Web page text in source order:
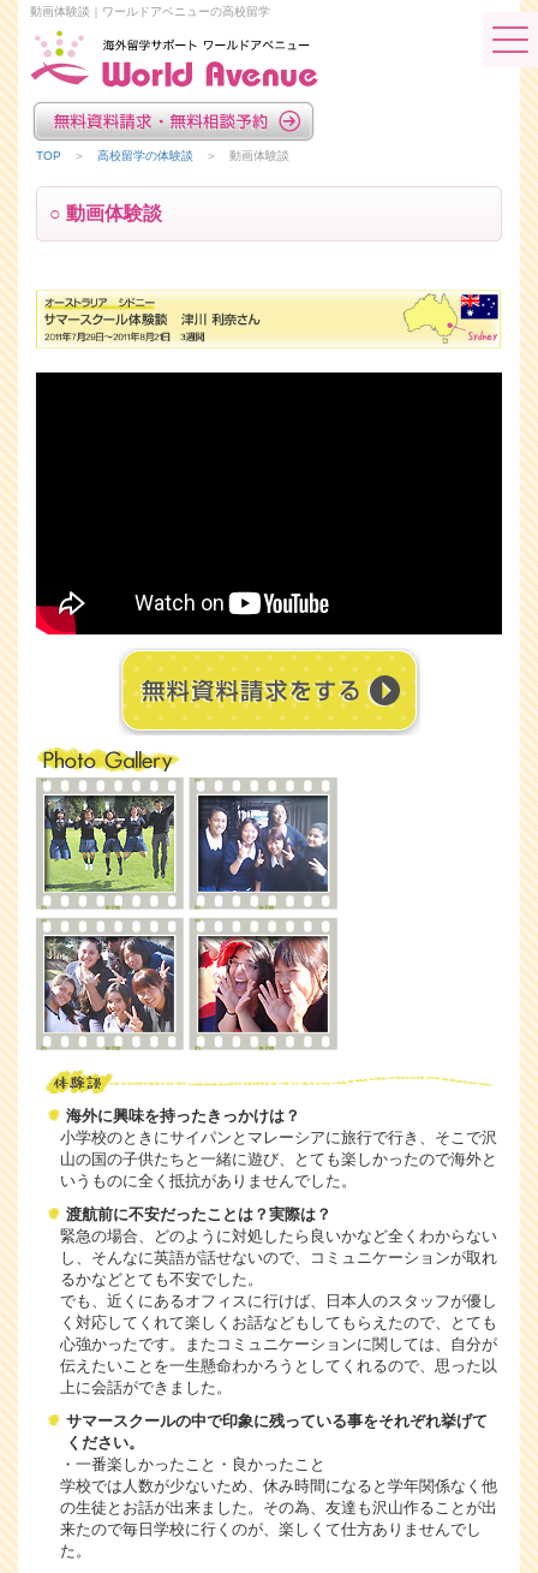
動画体験談｜ワールドアベニューの高校留学
TOP ＞ 高校留学の体験談 ＞ 動画体験談
○ 動画体験談
海外に興味を持ったきっかけは？
小学校のときにサイパンとマレーシアに旅行で行き、そこで沢
山の国の子供たちと一緒に遊び、とても楽しかったので海外と
いうものに全く抵抗がありませんでした。
渡航前に不安だったことは？実際は？
緊急の場合、どのように対処したら良いかなど全くわからない
し、そんなに英語が話せないので、コミュニケーションが取れ
るかなどとても不安でした。
でも、近くにあるオフィスに行けば、日本人のスタッフが優し
く対応してくれて楽しくお話などもしてもらえたので、とても
心強かったです。またコミュニケーションに関しては、自分が
伝えたいことを一生懸命わかろうとしてくれるので、思った以
上に会話ができました。
サマースクールの中で印象に残っている事をそれぞれ挙げて
ください。
・一番楽しかったこと・良かったこと
学校では人数が少ないため、休み時間になると学年関係なく他
の生徒とお話が出来ました。その為、友達も沢山作ることが出
来たので毎日学校に行くのが、楽しくて仕方ありませんでし
た。